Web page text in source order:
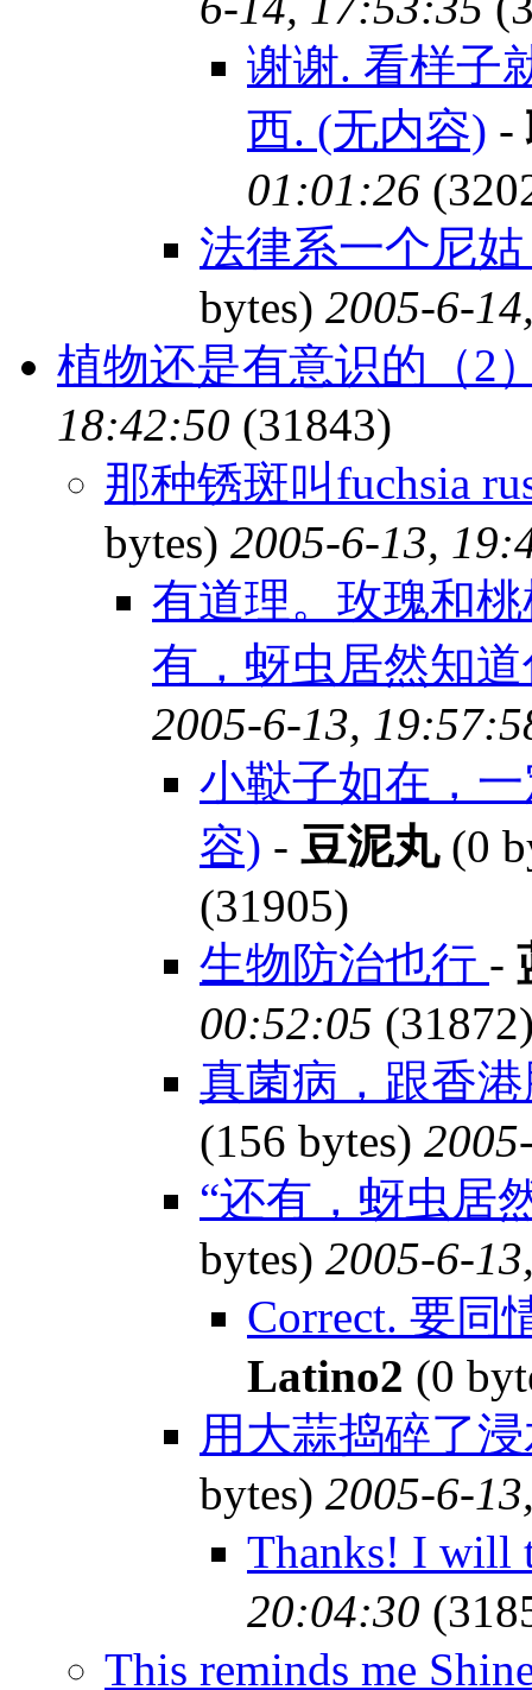
谢谢. 看样子
西. (无内容) -
01:01:26
法律系一个尼
bytes) 2005-6-
植物还是有意识的（2
18:42:50 (31843)
那种锈斑叫fuchsia
bytes) 2005-6-13,
有道理。玫瑰和
有，蚜虫居然知
2005-6-13,
小鞑子如在，
容) - 豆泥丸(0
(31905)
生物防治也行 -
00:52:05
真菌病，跟香
(156 bytes)
“还有，蚜虫居
bytes) 2005-6-
Correct. 要同
Latino2 (0
用大蒜捣碎了
bytes) 2005-6-
Thanks! I will
20:04:30
This reminds me